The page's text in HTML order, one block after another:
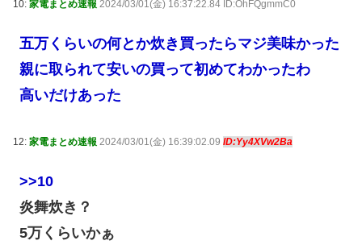
10: 家電まとめ速報 2024/03/01(金) 16:37:22.84 ID:OhFQgmmC0
五万くらいの何とか炊き買ったらマジ美味かった
親に取られて安いの買って初めてわかったわ
高いだけあった
12: 家電まとめ速報 2024/03/01(金) 16:39:02.09 ID:Yy4XVw2Ba
>>10
炎舞炊き？
5万くらいかぁ